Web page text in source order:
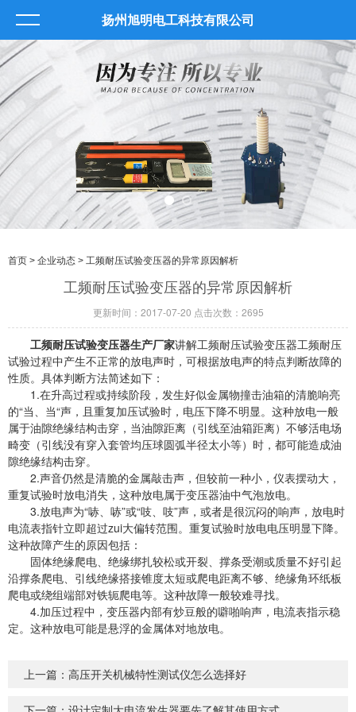
扬州旭明电工科技有限公司
首页 > 企业动态 > 工频耐压试验变压器的异常原因解析
工频耐压试验变压器的异常原因解析
更新时间：2017-07-20 点击次数：2695
工频耐压试验变压器生产厂家讲解工频耐压试验变压器工频耐压
试验过程中产生不正常的放电声时，可根据放电声的特点判断故障的
性质。具体判断方法简述如下：
1.在升高过程或持续阶段，发生好似金属物撞击油箱的清脆响亮
的“当、当“声，且重复加压试验时，电压下降不明显。这种放电一般
属于油隙绝缘结构击穿，当油隙距离（引线至油箱距离）不够活电场
畸变（引线没有穿入套管均压球圆弧半径太小等）时，都可能造成油
隙绝缘结构击穿。
2.声音仍然是清脆的金属敲击声，但较前一种小，仪表摆动大，
重复试验时放电消失，这种放电属于变压器油中气泡放电。
3.放电声为“哧、哧”或“吱、吱”声，或者是很沉闷的响声，放电时
电流表指针立即超过zui大偏转范围。重复试验时放电电压明显下降。
这种故障产生的原因包括：
固体绝缘爬电、绝缘绑扎较松或开裂、撑条受潮或质量不好引起
沿撑条爬电、引线绝缘搭接锥度太短或爬电距离不够、绝缘角环纸板
爬电或绕组端部对铁轭爬电等。这种故障一般较难寻找。
4.加压过程中，变压器内部有炒豆般的噼啪响声，电流表指示稳
定。这种放电可能是悬浮的金属体对地放电。
上一篇： 高压开关机械特性测试仪怎么选择好